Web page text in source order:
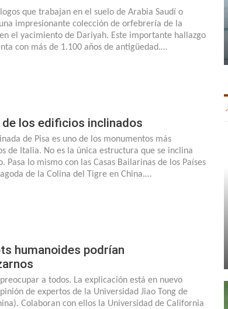
que trabajan en el suelo de Arabia Saudí o
impresionante colección de orfebrería de la
el yacimiento de Dariyah. Este importante hallazgo
con más de 1.100 años de antigüedad.…
de los edificios inclinados
de Pisa es uno de los monumentos más
de Italia. No es la única estructura que se inclina
Pasa lo mismo con las Casas Bailarinas de los Países
de la Colina del Tigre en China.…
humanoides podrían
a todos. La explicación está en nuevo
de expertos de la Universidad Jiao Tong de
Colaboran con ellos la Universidad de California